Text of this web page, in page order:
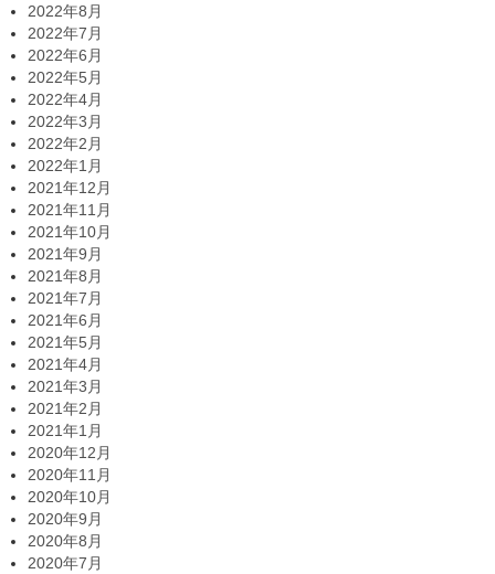
2022年8月
2022年7月
2022年6月
2022年5月
2022年4月
2022年3月
2022年2月
2022年1月
2021年12月
2021年11月
2021年10月
2021年9月
2021年8月
2021年7月
2021年6月
2021年5月
2021年4月
2021年3月
2021年2月
2021年1月
2020年12月
2020年11月
2020年10月
2020年9月
2020年8月
2020年7月